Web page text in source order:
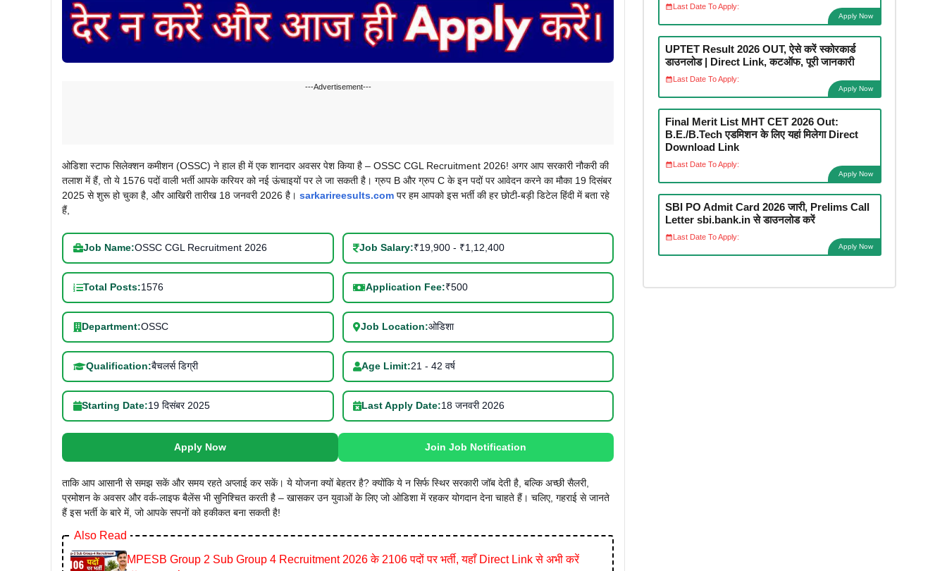
---Advertisement---
ओडिशा स्टाफ सिलेक्शन कमीशन (OSSC) ने हाल ही में एक शानदार अवसर पेश किया है – OSSC CGL Recruitment 2026! अगर आप सरकारी नौकरी की
तलाश में हैं, तो ये 1576 पदों वाली भर्ती आपके करियर को नई ऊंचाइयों पर ले जा सकती है। ग्रुप B और ग्रुप C के इन पदों पर आवेदन करने का मौका 19 दिसंबर
2025 से शुरू हो चुका है, और आखिरी तारीख 18 जनवरी 2026 है। sarkarireesults.com पर हम आपको इस भर्ती की हर छोटी-बड़ी डिटेल हिंदी में बता रहे
हैं,
Job Name:OSSC CGL Recruitment 2026 Job Salary:₹19,900 - ₹1,12,400
Total Posts:1576 Application Fee:₹500
Department:OSSC Job Location:ओडिशा
Qualification:बैचलर्स डिग्री Age Limit:21 - 42 वर्ष
Starting Date:19 दिसंबर 2025 Last Apply Date:18 जनवरी 2026
Apply Now Join Job Notification
ताकि आप आसानी से समझ सकें और समय रहते अप्लाई कर सकें। ये योजना क्यों बेहतर है? क्योंकि ये न सिर्फ स्थिर सरकारी जॉब देती है, बल्कि अच्छी सैलरी,
प्रमोशन के अवसर और वर्क-लाइफ बैलेंस भी सुनिश्चित करती है – खासकर उन युवाओं के लिए जो ओडिशा में रहकर योगदान देना चाहते हैं। चलिए, गहराई से जानते
हैं इस भर्ती के बारे में, जो आपके सपनों को हकीकत बना सकती है!
Also Read
MPESB Group 2 Sub Group 4 Recruitment 2026 के 2106 पदों पर भर्ती, यहाँ Direct Link से अभी करें
Last Date To Apply:
Apply Now
UPTET Result 2026 OUT, ऐसे करें स्कोरकार्ड
डाउनलोड | Direct Link, कटऑफ, पूरी जानकारी
Last Date To Apply:
Apply Now
Final Merit List MHT CET 2026 Out:
B.E./B.Tech एडमिशन के लिए यहां मिलेगा Direct
Download Link
Last Date To Apply:
Apply Now
SBI PO Admit Card 2026 जारी, Prelims Call
Letter sbi.bank.in से डाउनलोड करें
Last Date To Apply:
Apply Now